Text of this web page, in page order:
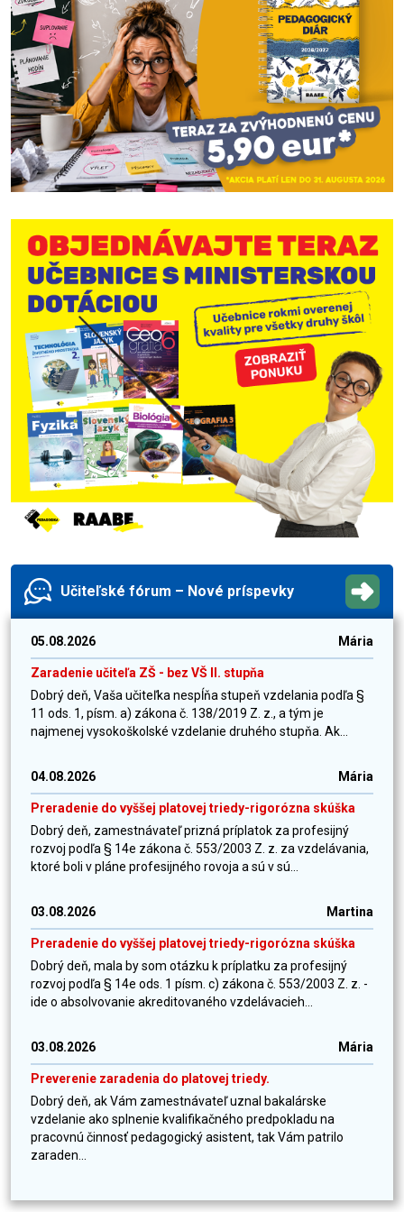
Učiteľské fórum – Nové príspevky
05.08.2026 Mária
Zaradenie učiteľa ZŠ - bez VŠ II. stupňa
Dobrý deň, Vaša učiteľka nespĺňa stupeň vzdelania podľa §
11 ods. 1, písm. a) zákona č. 138/2019 Z. z., a tým je
najmenej vysokoškolské vzdelanie druhého stupňa. Ak...
04.08.2026 Mária
Preradenie do vyššej platovej triedy-rigorózna skúška
Dobrý deň, zamestnávateľ prizná príplatok za profesijný
rozvoj podľa § 14e zákona č. 553/2003 Z. z. za vzdelávania,
ktoré boli v pláne profesijného rovoja a sú v sú...
03.08.2026 Martina
Preradenie do vyššej platovej triedy-rigorózna skúška
Dobrý deň, mala by som otázku k príplatku za profesijný
rozvoj podľa § 14e ods. 1 písm. c) zákona č. 553/2003 Z. z. -
ide o absolvovanie akreditovaného vzdelávacieh...
03.08.2026 Mária
Preverenie zaradenia do platovej triedy.
Dobrý deň, ak Vám zamestnávateľ uznal bakalárske
vzdelanie ako splnenie kvalifikačného predpokladu na
pracovnú činnosť pedagogický asistent, tak Vám patrilo
zaraden...